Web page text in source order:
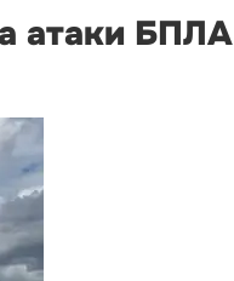
атаки БПЛА